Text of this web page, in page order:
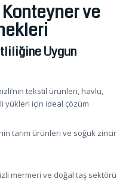
Konteyner ve
Uygun
tekstil ürünleri, havlu,
yükleri için ideal çözüm
tarım ürünleri ve soğuk zincir
mermeri ve doğal taş sektörü